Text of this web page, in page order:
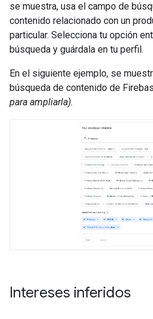
se muestra, usa el campo de
contenido relacionado con un
particular. Selecciona tu opción
búsqueda y guárdala en tu perfil.
En el siguiente ejemplo, se
búsqueda de contenido de
para ampliarla).
Intereses inferidos